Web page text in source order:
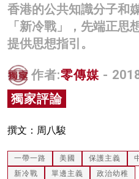
科技
影片
名家榜
灼見活動
香港的公共知識分子和
「新冷戰」，先端正思
提供思想指引。
作者:零傳媒 -
獨家評論
撰文：周八駿
一帶一路 美國 保護主義
新冷戰
單邊主義 政治幼稚